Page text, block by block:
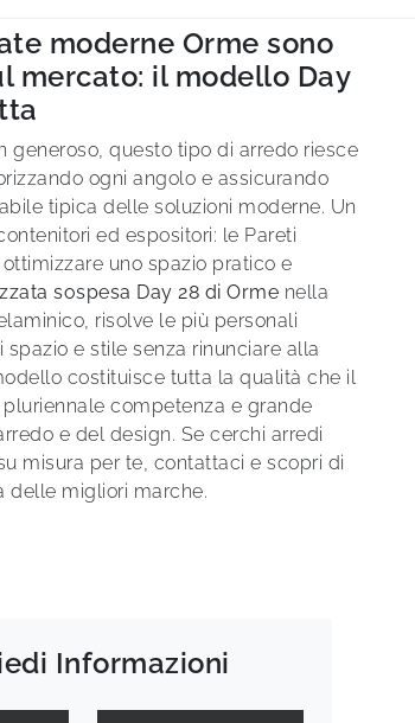
moderne Orme sono
mercato: il modello Day
generoso, questo tipo di arredo riesce
ogni angolo e assicurando
tipica delle soluzioni moderne. Un
ed espositori: le Pareti
uno spazio pratico e
sospesa Day 28 di Orme nella
risolve le più personali
e stile senza rinunciare alla
costituisce tutta la qualità che il
competenza e grande
e del design. Se cerchi arredi
misura per te, contattaci e scopri di
delle migliori marche.
Informazioni